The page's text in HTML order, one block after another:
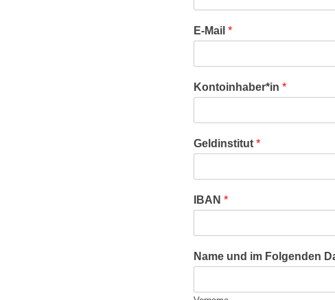
E-Mail *
Kontoinhaber*in *
Geldinstitut *
IBAN *
Name und im Folgenden